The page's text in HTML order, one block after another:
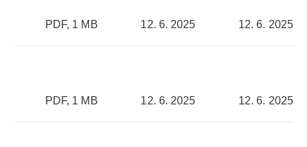
PDF, 1 MB 12. 6. 2025 12. 6. 2025
PDF, 1 MB 12. 6. 2025 12. 6. 2025